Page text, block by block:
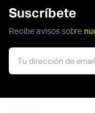
Suscríbete
Recibe avisos sobre